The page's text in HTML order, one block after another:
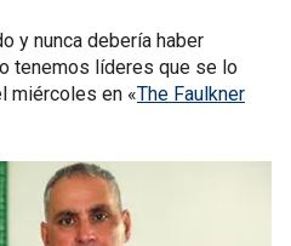
y nunca debería haber
tenemos líderes que se lo
miércoles en «The Faulkner